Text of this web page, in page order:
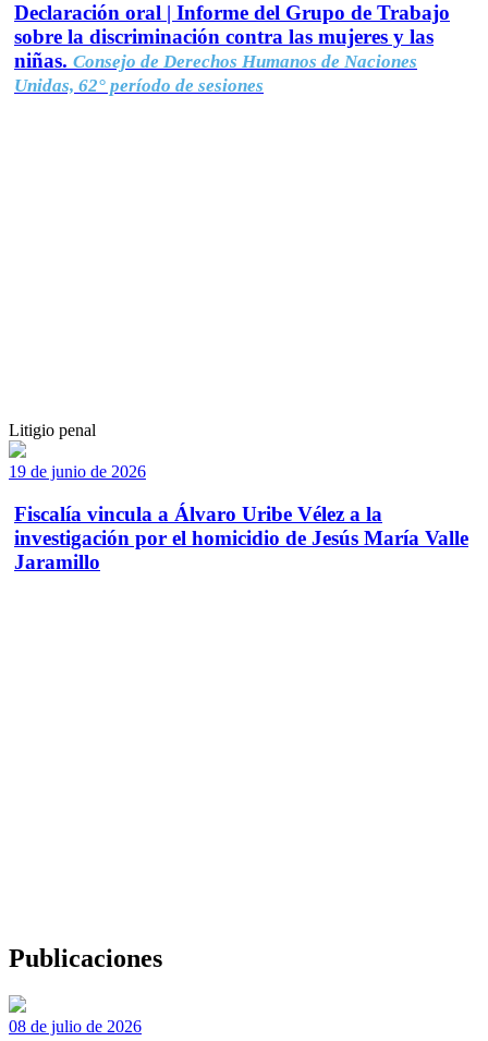
Declaración oral | Informe del Grupo de Trabajo
sobre la discriminación contra las mujeres y las
niñas. Consejo de Derechos Humanos de Naciones
Unidas, 62° período de sesiones
Litigio penal
19 de junio de 2026
Fiscalía vincula a Álvaro Uribe Vélez a la
investigación por el homicidio de Jesús María Valle
Jaramillo
Publicaciones
08 de julio de 2026